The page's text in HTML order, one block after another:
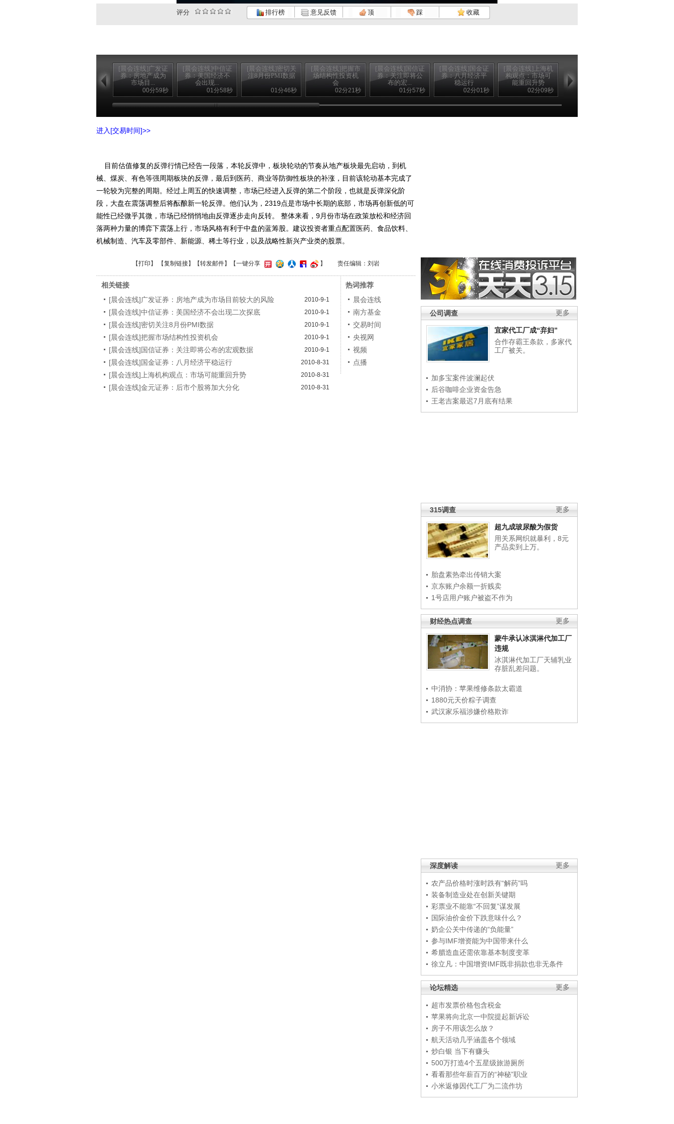
评分 排行榜 意见反馈 顶 踩 收藏
[晨会连线]广发证
券：房地产成为
市场目...
00分59秒
[晨会连线]中信证
券：美国经济不
会出现...
01分58秒
[晨会连线]密切关
注8月份PMI数据
01分46秒
[晨会连线]把握市
场结构性投资机
会
02分21秒
[晨会连线]国信证
券：关注即将公
布的宏...
01分57秒
[晨会连线]国金证
券：八月经济平
稳运行
02分01秒
[晨会连线]上海机
构观点：市场可
能重回升势
02分09秒
券：后市个股将
更多
公司调查
宜家代工厂成“弃妇”
合作存霸王条款，多家代
工厂被关。
加多宝案件波澜起伏
后谷咖啡企业资金告急
王老吉案最迟7月底有结果
更多
315调查
超九成玻尿酸为假货
用关系网织就暴利，8元
产品卖到上万。
胎盘素热牵出传销大案
京东账户余额一折贱卖
1号店用户账户被盗不作为
更多
财经热点调查
蒙牛承认冰淇淋代加工厂
违规
冰淇淋代加工厂天辅乳业
存脏乱差问题。
中消协：苹果维修条款太霸道
1880元天价粽子调查
武汉家乐福涉嫌价格欺诈
更多
深度解读
农产品价格时涨时跌有“解药”吗
装备制造业处在创新关键期
彩票业不能靠“不回复”谋发展
国际油价金价下跌意味什么？
奶企公关中传递的“负能量”
参与IMF增资能为中国带来什么
希腊造血还需依靠基本制度变革
徐立凡：中国增资IMF既非捐款也非无条件
更多
论坛精选
超市发票价格包含税金
苹果将向北京一中院提起新诉讼
房子不用该怎么放？
航天活动几乎涵盖各个领域
炒白银 当下有赚头
500万打造4个五星级旅游厕所
看看那些年薪百万的“神秘”职业
小米返修因代工厂为二流作坊
进入[交易时间]>>
目前估值修复的反弹行情已经告一段落，本轮反弹中，板块轮动的节奏从地产板块最先启动，到机
械、煤炭、有色等强周期板块的反弹，最后到医药、商业等防御性板块的补涨，目前该轮动基本完成了
一轮较为完整的周期。经过上周五的快速调整，市场已经进入反弹的第二个阶段，也就是反弹深化阶
段，大盘在震荡调整后将酝酿新一轮反弹。他们认为，2319点是市场中长期的底部，市场再创新低的可
能性已经微乎其微，市场已经悄悄地由反弹逐步走向反转。 整体来看，9月份市场在政策放松和经济回
落两种力量的博弈下震荡上行，市场风格有利于中盘的蓝筹股。建议投资者重点配置医药、食品饮料、
机械制造、汽车及零部件、新能源、稀土等行业，以及战略性新兴产业类的股票。
【打印 】 【复制链接】【转发邮件】 【一键分享 】 责任编辑：刘岩
相关链接
[晨会连线]广发证券：房地产成为市场目前较大的风险
2010-9-1
[晨会连线]中信证券：美国经济不会出现二次探底 2010-9-1
[晨会连线]密切关注8月份PMI数据 2010-9-1
[晨会连线]把握市场结构性投资机会 2010-9-1
[晨会连线]国信证券：关注即将公布的宏观数据 2010-9-1
[晨会连线]国金证券：八月经济平稳运行 2010-8-31
[晨会连线]上海机构观点：市场可能重回升势 2010-8-31
[晨会连线]金元证券：后市个股将加大分化 2010-8-31
热词推荐
晨会连线
南方基金
交易时间
央视网
视频
点播